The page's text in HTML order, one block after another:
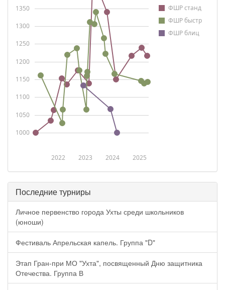
ФШР станд
ФШР быстр
ФШР блиц
2022 2023 2024 2025
1000
1050
1100
1150
1200
1250
1300
1350
Последние турниры
Личное первенство города Ухты среди школьников
(юноши)
Фестиваль Апрельская капель. Группа "D"
Этап Гран-при МО "Ухта", посвященный Дню защитника
Отечества. Группа В